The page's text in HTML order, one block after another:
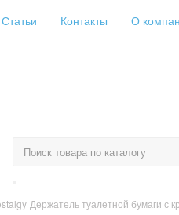
Статьи Контакты О
Держатель туалетной бумаги с